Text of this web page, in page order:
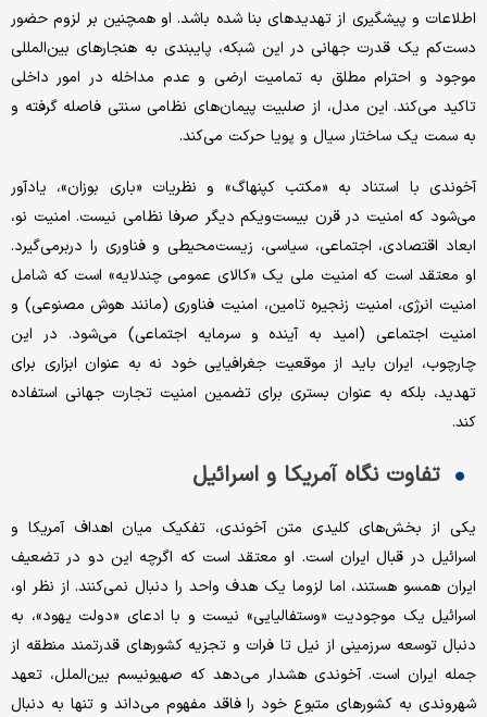
اطلاعات و پیشگیری از تهدیدهای بنا شده باشد. او همچنین بر لزوم حضور
دست‌کم یک قدرت جهانی در این شبکه، پایبندی به هنجارهای بین‌المللی
موجود و احترام مطلق به تمامیت ارضی و عدم مداخله در امور داخلی
تاکید می‌کند. این مدل، از صلبیت پیمان‌های نظامی سنتی فاصله گرفته و
به سمت یک ساختار سیال و پویا حرکت می‌کند.
آخوندی با استناد به «مکتب کپنهاگ» و نظریات «باری بوزان»، یادآور
می‌شود که امنیت در قرن بیست‌ویکم دیگر صرفا نظامی نیست. امنیت نو،
ابعاد اقتصادی، اجتماعی، سیاسی، زیست‌محیطی و فناوری را دربرمی‌گیرد.
او معتقد است که امنیت ملی یک «کالای عمومی چندلایه» است که شامل
امنیت انرژی، امنیت زنجیره تامین، امنیت فناوری (مانند هوش مصنوعی) و
امنیت اجتماعی (امید به آینده و سرمایه اجتماعی) می‌شود. در این
چارچوب، ایران باید از موقعیت جغرافیایی خود نه به عنوان ابزاری برای
تهدید، بلکه به عنوان بستری برای تضمین امنیت تجارت جهانی استفاده
کند.
تفاوت نگاه آمریکا و اسرائیل
یکی از بخش‌های کلیدی متن آخوندی، تفکیک میان اهداف آمریکا و
اسرائیل در قبال ایران است. او معتقد است که اگرچه این دو در تضعیف
ایران همسو هستند، اما لزوما یک هدف واحد را دنبال نمی‌کنند. از نظر او،
اسرائیل یک موجودیت «وستفالیایی» نیست و با ادعای «دولت یهود»، به
دنبال توسعه سرزمینی از نیل تا فرات و تجزیه کشورهای قدرتمند منطقه از
جمله ایران است. آخوندی هشدار می‌دهد که صهیونیسم بین‌الملل، تعهد
شهروندی به کشورهای متبوع خود را فاقد مفهوم می‌داند و تنها به دنبال